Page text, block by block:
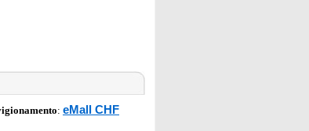
: eMall CHF